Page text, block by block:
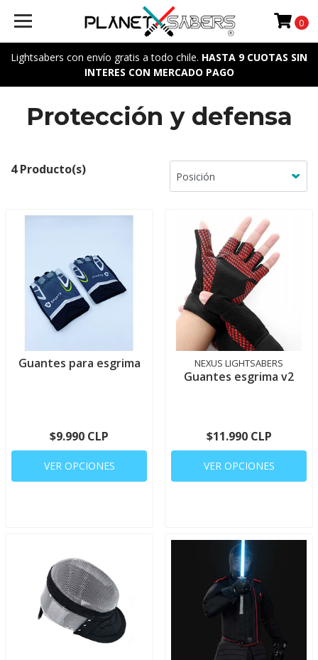
Lightsabers con envío gratis a todo chile. HASTA 9 CUOTAS SIN
INTERES CON MERCADO PAGO
0
Protección y defensa
4 Producto(s)
Guantes para esgrima
$9.990 CLP
VER OPCIONES
NEXUS LIGHTSABERS
Guantes esgrima v2
$11.990 CLP
VER OPCIONES